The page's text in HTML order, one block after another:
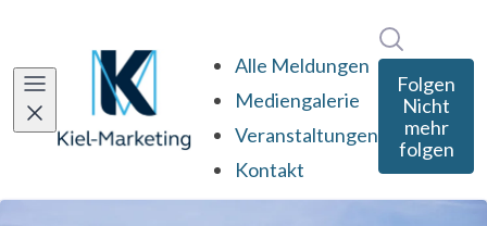
Alle Meldungen
Mediengalerie
Veranstaltungen
Kontakt
Folgen
Nicht
mehr
folgen